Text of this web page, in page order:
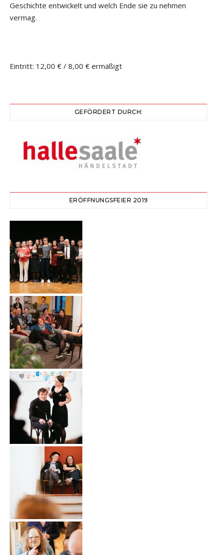
Geschichte entwickelt und welch Ende sie zu nehmen
vermag.
Eintritt: 12,00 € / 8,00 € ermäßigt
GEFÖRDERT DURCH:
ERÖFFNUNGSFEIER 2019